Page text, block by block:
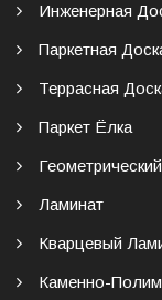
Инженерная
Паркетная
Террасная
Паркет Ёлка
Ламинат
Кварцевый
Каменно-